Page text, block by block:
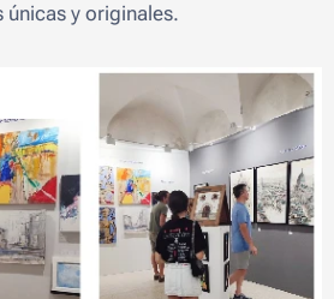
únicas y originales.